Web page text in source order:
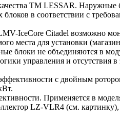
TM LESSAR.
в соответствии с
IceCore Citadel возможно
места для установки
не объединяются в
управления и отсутствия
с двойным
Применяется в
LZ-VLR4 (см.